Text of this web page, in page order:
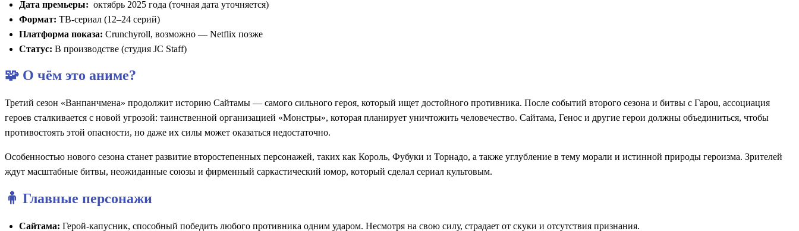
Дата премьеры: октябрь 2025 года (точная дата уточняется)
Формат: ТВ-сериал (12–24 серий)
Платформа показа: Crunchyroll, возможно — Netflix позже
Статус: В производстве (студия JC Staff)
🧩 О чём это аниме?
Третий сезон «Ванпанчмена» продолжит историю Сайтамы — самого сильного героя, который ищет достойного противника. После событий второго сезона и битвы с Гарou, ассоциация
героев сталкивается с новой угрозой: таинственной организацией «Монстры», которая планирует уничтожить человечество. Сайтама, Генос и другие герои должны объединиться, чтобы
противостоять этой опасности, но даже их силы может оказаться недостаточно.
Особенностью нового сезона станет развитие второстепенных персонажей, таких как Король, Фубуки и Торнадо, а также углубление в тему морали и истинной природы героизма. Зрителей
ждут масштабные битвы, неожиданные союзы и фирменный саркастический юмор, который сделал сериал культовым.
🧍 Главные персонажи
Сайтама: Герой-капусник, способный победить любого противника одним ударом. Несмотря на свою силу, страдает от скуки и отсутствия признания.